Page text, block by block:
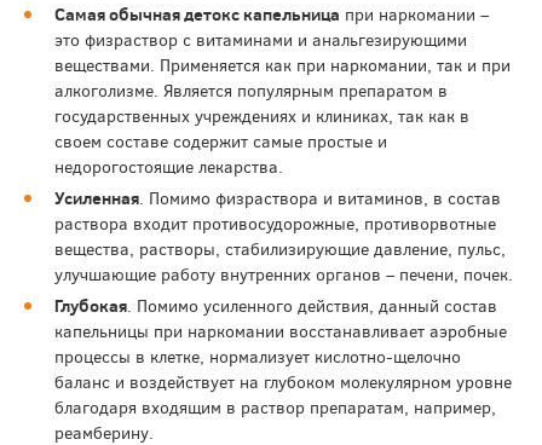
Самая обычная детокс капельница при наркомании –
это физраствор с витаминами и анальгезирующими
веществами. Применяется как при наркомании, так и при
алкоголизме. Является популярным препаратом в
государственных учреждениях и клиниках, так как в
своем составе содержит самые простые и
недорогостоящие лекарства.
Усиленная . Помимо физраствора и витаминов, в состав
раствора входит противосудорожные, противорвотные
вещества, растворы, стабилизирующие давление, пульс,
улучшающие работу внутренних органов – печени, почек.
Глубокая . Помимо усиленного действия, данный состав
капельницы при наркомании восстанавливает аэробные
процессы в клетке, нормализует кислотно-щелочно
баланс и воздействует на глубоком молекулярном уровне
благодаря входящим в раствор препаратам, например,
реамберину.